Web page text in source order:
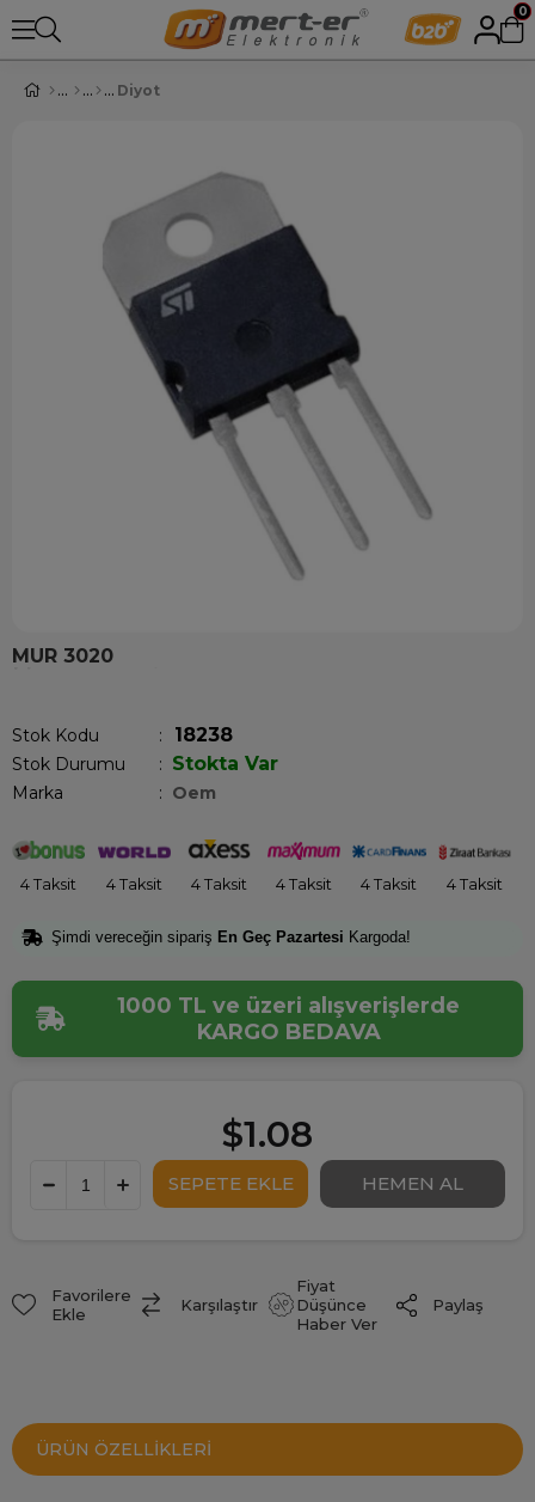
0
Diyot
MUR 3020
Stok Kodu 18238
Stok Durumu : Stokta Var
Marka : Oem
4 Taksit 4 Taksit 4 Taksit 4 Taksit 4 Taksit 4 Taksit
Şimdi vereceğin sipariş En Geç Pazartesi Kargoda!
1000 TL ve üzeri alışverişlerde
KARGO BEDAVA
$1.08
Favorilere
Ekle
Karşılaştır
Fiyat
Düşünce
Haber Ver
Paylaş
ÜRÜN ÖZELLIKLERI